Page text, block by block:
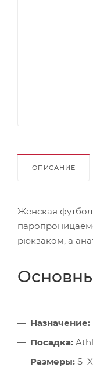
ОПИСАНИЕ
Женская
рюкзаком, а
Назначение:
Посадка:
Размеры: